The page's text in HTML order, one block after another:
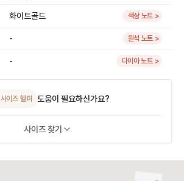
화이트골드 색상 노트 >
- 원석 노트 >
- 다이아 노트 >
사이즈 헬퍼 도움이 필요하신가요?
사이즈 찾기